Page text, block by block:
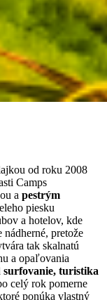
od roku 2008
Camps
a pestrým
piesku
a hotelov, kde
pretože
tak skalnatú
a opaľovania
surfovanie, turistika
celý rok pomerne
ponúka vlastný